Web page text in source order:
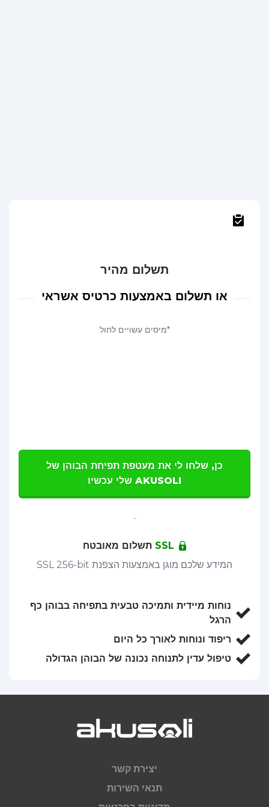
תשלום מהיר
או תשלום באמצעות כרטיס אשראי
*מיסים עשויים לחול
כן, שלחו לי את מעטפת תפיחת הבוהן של
AKUSOLI שלי עכשיו
-
SSL תשלום מאובטח
המידע שלכם מוגן באמצעות הצפנת SSL 256-bit
נוחות מיידית ותמיכה טבעית בתפיחה בבוהן כף
הרגל
ריפוד ונוחות לאורך כל היום
טיפול עדין לתנוחה נכונה של הבוהן הגדולה
יצירת קשר
תנאי השירות